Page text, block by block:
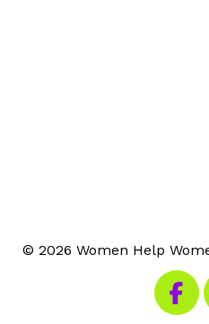
© 2026 Women Help